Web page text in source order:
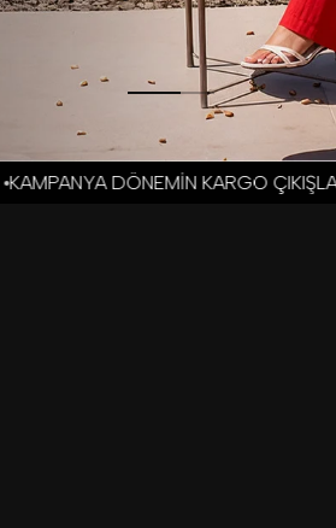
ÇIKIŞLARIMIZ 3-7 İŞ GÜNÜDÜR